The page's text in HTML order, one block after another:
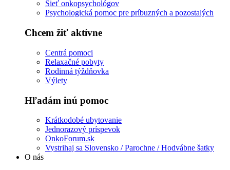
Sieť onkopsychológov
Psychologická pomoc pre príbuzných a pozostalých
Chcem žiť aktívne
Centrá pomoci
Relaxačné pobyty
Rodinná týždňovka
Výlety
Hľadám inú pomoc
Krátkodobé ubytovanie
Jednorazový príspevok
OnkoForum.sk
Vystrihaj sa Slovensko / Parochne / Hodvábne šatky
O nás